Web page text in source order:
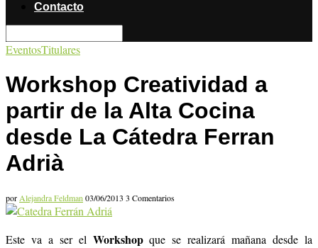
Contacto
EventosTitulares
Workshop Creatividad a
partir de la Alta Cocina
desde La Cátedra Ferran
Adrià
por Alejandra Feldman 03/06/2013 3 Comentarios
Este va a ser el Workshopque se realizará mañana desde la